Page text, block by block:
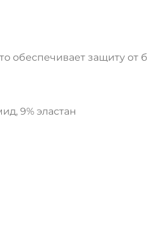
обеспечивает защиту от
9% эластан